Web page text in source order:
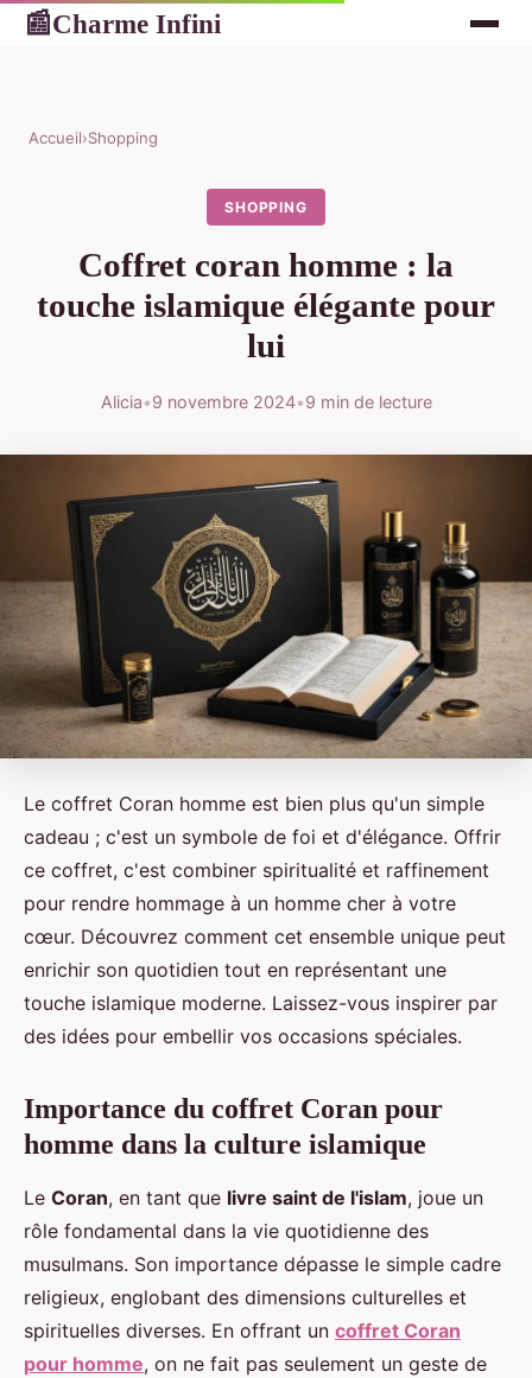
📰Charme Infini
Accueil›Shopping
SHOPPING
Coffret coran homme : la
touche islamique élégante pour
lui
Alicia•9 novembre 2024•9 min de lecture
Le coffret Coran homme est bien plus qu'un simple
cadeau ; c'est un symbole de foi et d'élégance. Offrir
ce coffret, c'est combiner spiritualité et raffinement
pour rendre hommage à un homme cher à votre
cœur. Découvrez comment cet ensemble unique peut
enrichir son quotidien tout en représentant une
touche islamique moderne. Laissez-vous inspirer par
des idées pour embellir vos occasions spéciales.
Importance du coffret Coran pour
homme dans la culture islamique
Le Coran, en tant que livre saint de l'islam, joue un
rôle fondamental dans la vie quotidienne des
musulmans. Son importance dépasse le simple cadre
religieux, englobant des dimensions culturelles et
spirituelles diverses. En offrant un coffret Coran
pour homme, on ne fait pas seulement un geste de